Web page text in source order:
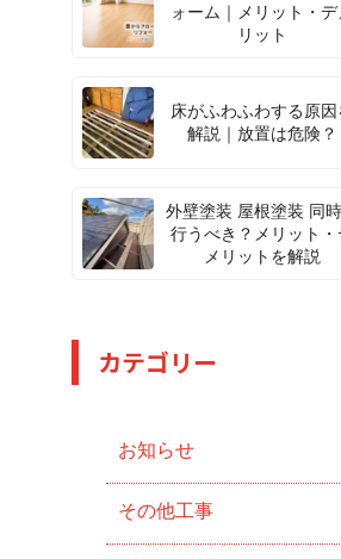
ォーム｜メリット・デ
リット
床がふわふわする原因
解説｜放置は危険？
外壁塗装 屋根塗装 同
行うべき？メリット・
メリットを解説
カテゴリー
お知らせ
その他工事